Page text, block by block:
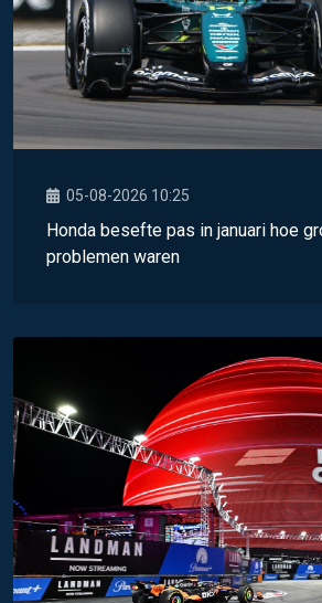
05-08-2026 10:25
Honda besefte pas in januari hoe
problemen waren